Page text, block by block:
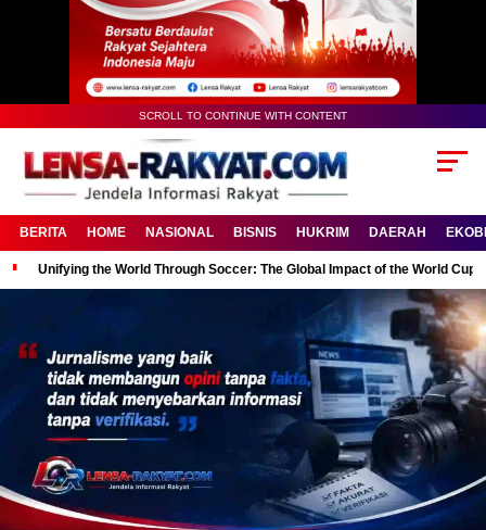
SCROLL TO CONTINUE WITH CONTENT
BERITA HOME NASIONAL BISNIS HUKRIM DAERAH
Unifying the World Through Soccer: The Global Impact of the World Cup